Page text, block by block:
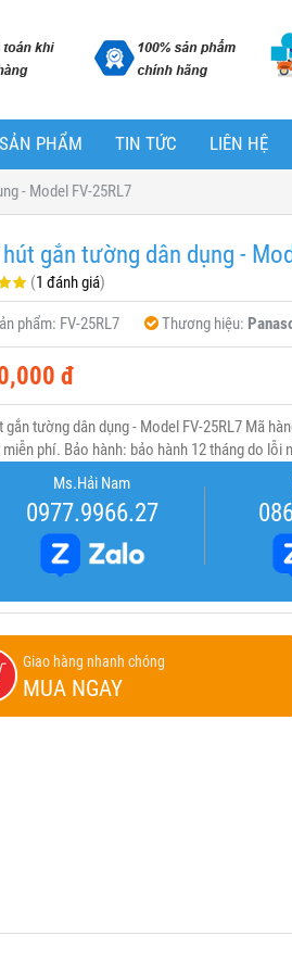
PHẨM TIN TỨC LIÊN HỆ
- Model FV-25RL7
gắn tường dân dụng -
(1 đánh giá)
phẩm: FV-25RL7 Thương hiệu:
đ
gắn tường dân dụng - Model FV-25RL7 Mã
phí. Bảo hành: bảo hành 12 tháng do lỗi
Ms.Hải Nam
0977.9966.27
Giao hàng nhanh chóng
MUA NGAY